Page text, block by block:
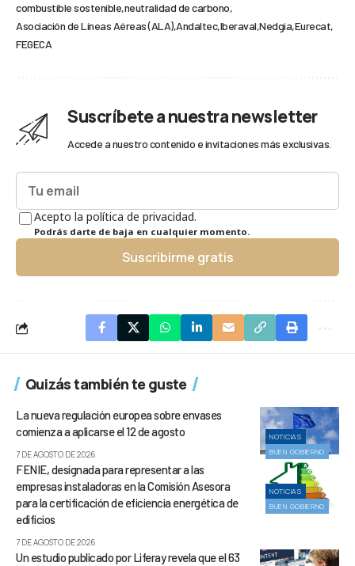
combustible sostenible neutralidad de carbono
Asociación de Líneas Aéreas (ALA) Andaltec Iberaval Nedgia Eurecat
FEGECA
Suscríbete a nuestra newsletter
Accede a nuestro contenido e invitaciones más exclusivas.
Acepto la política de privacidad.
Podrás darte de baja en cualquier momento.
Suscribirme gratis
Quizás también te guste
NOTICIAS
BUEN GOBIERNO
La nueva regulación europea sobre envases
comienza a aplicarse el 12 de agosto
7 DE AGOSTO DE 2026
NOTICIAS
BUEN GOBIERNO
FENIE, designada para representar a las
empresas instaladoras en la Comisión Asesora
para la certificación de eficiencia energética de
edificios
7 DE AGOSTO DE 2026
Un estudio publicado por Liferay revela que el 63